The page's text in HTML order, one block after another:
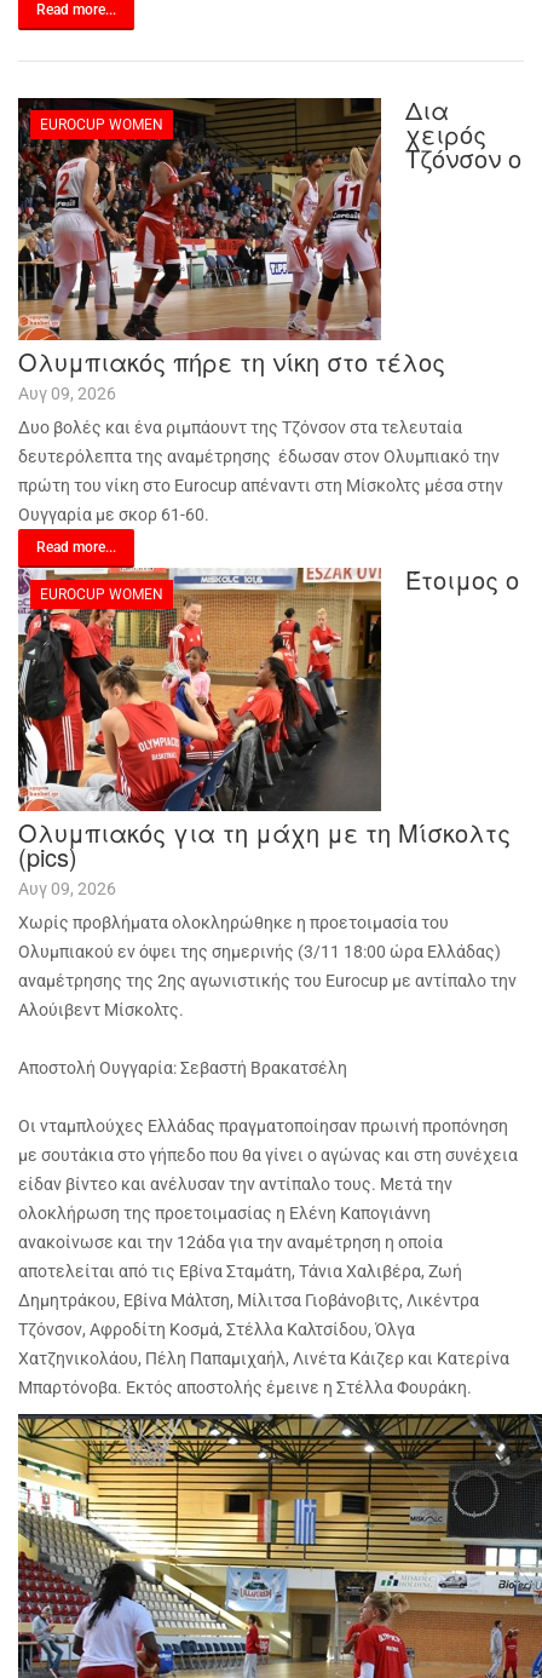
Read more...
EUROCUP WOMEN Δια
χειρός
Τζόνσον ο
Ολυμπιακός πήρε τη νίκη στο τέλος
Αυγ 09, 2026
Δυο βολές και ένα ριμπάουντ της Τζόνσον στα τελευταία
δευτερόλεπτα της αναμέτρησης έδωσαν στον Ολυμπιακό την
πρώτη του νίκη στο Eurocup απέναντι στη Μίσκολτς μέσα στην
Ουγγαρία με σκορ 61-60.
Read more...
EUROCUP WOMEN Έτοιμος ο
Ολυμπιακός για τη μάχη με τη Μίσκολτς
(pics)
Αυγ 09, 2026
Χωρίς προβλήματα ολοκληρώθηκε η προετοιμασία του
Ολυμπιακού εν όψει της σημερινής (3/11 18:00 ώρα Ελλάδας)
αναμέτρησης της 2ης αγωνιστικής του Eurocup με αντίπαλο την
Αλούιβεντ Μίσκολτς.
Αποστολή Ουγγαρία: Σεβαστή Βρακατσέλη
Οι νταμπλούχες Ελλάδας πραγματοποίησαν πρωινή προπόνηση
με σουτάκια στο γήπεδο που θα γίνει ο αγώνας και στη συνέχεια
είδαν βίντεο και ανέλυσαν την αντίπαλο τους. Μετά την
ολοκλήρωση της προετοιμασίας η Ελένη Καπογιάννη
ανακοίνωσε και την 12άδα για την αναμέτρηση η οποία
αποτελείται από τις Εβίνα Σταμάτη, Τάνια Χαλιβέρα, Ζωή
Δημητράκου, Εβίνα Μάλτση, Μίλιτσα Γιοβάνοβιτς, Λικέντρα
Τζόνσον, Αφροδίτη Κοσμά, Στέλλα Καλτσίδου, Όλγα
Χατζηνικολάου, Πέλη Παπαμιχαήλ, Λινέτα Κάιζερ και Κατερίνα
Μπαρτόνοβα. Εκτός αποστολής έμεινε η Στέλλα Φουράκη.